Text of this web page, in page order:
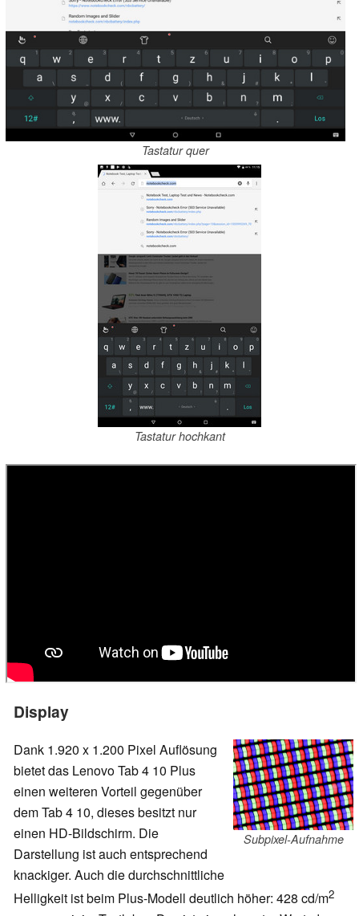
Tastatur quer
Tastatur hochkant
Display
Subpixel-Aufnahme
Dank 1.920 x 1.200 Pixel Auflösung
bietet das Lenovo Tab 4 10 Plus
einen weiteren Vorteil gegenüber
dem Tab 4 10, dieses besitzt nur
einen HD-Bildschirm. Die
Darstellung ist auch entsprechend
knackiger. Auch die durchschnittliche
Helligkeit ist beim Plus-Modell deutlich höher: 428 cd/m2